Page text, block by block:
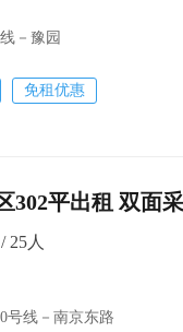
－豫园
免租优惠
302平出租 双面
25人
号线－南京东路